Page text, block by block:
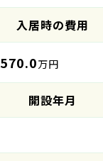
入居時の費用
570.0万円
開設年月